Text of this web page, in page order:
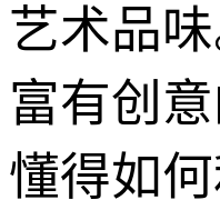
艺术品
富有创
懂得如